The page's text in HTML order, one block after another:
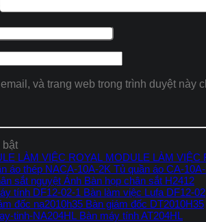
email, và trang web trong trình duyệt này
bật
MODULE LÀM VIỆC
Tủ quần áo CA-
Bàn họp chân sắt H2412
Bàn làm việc Lufa DF12-02
Bàn giám đốc DT2010H35
Bàn máy tính AT204HL